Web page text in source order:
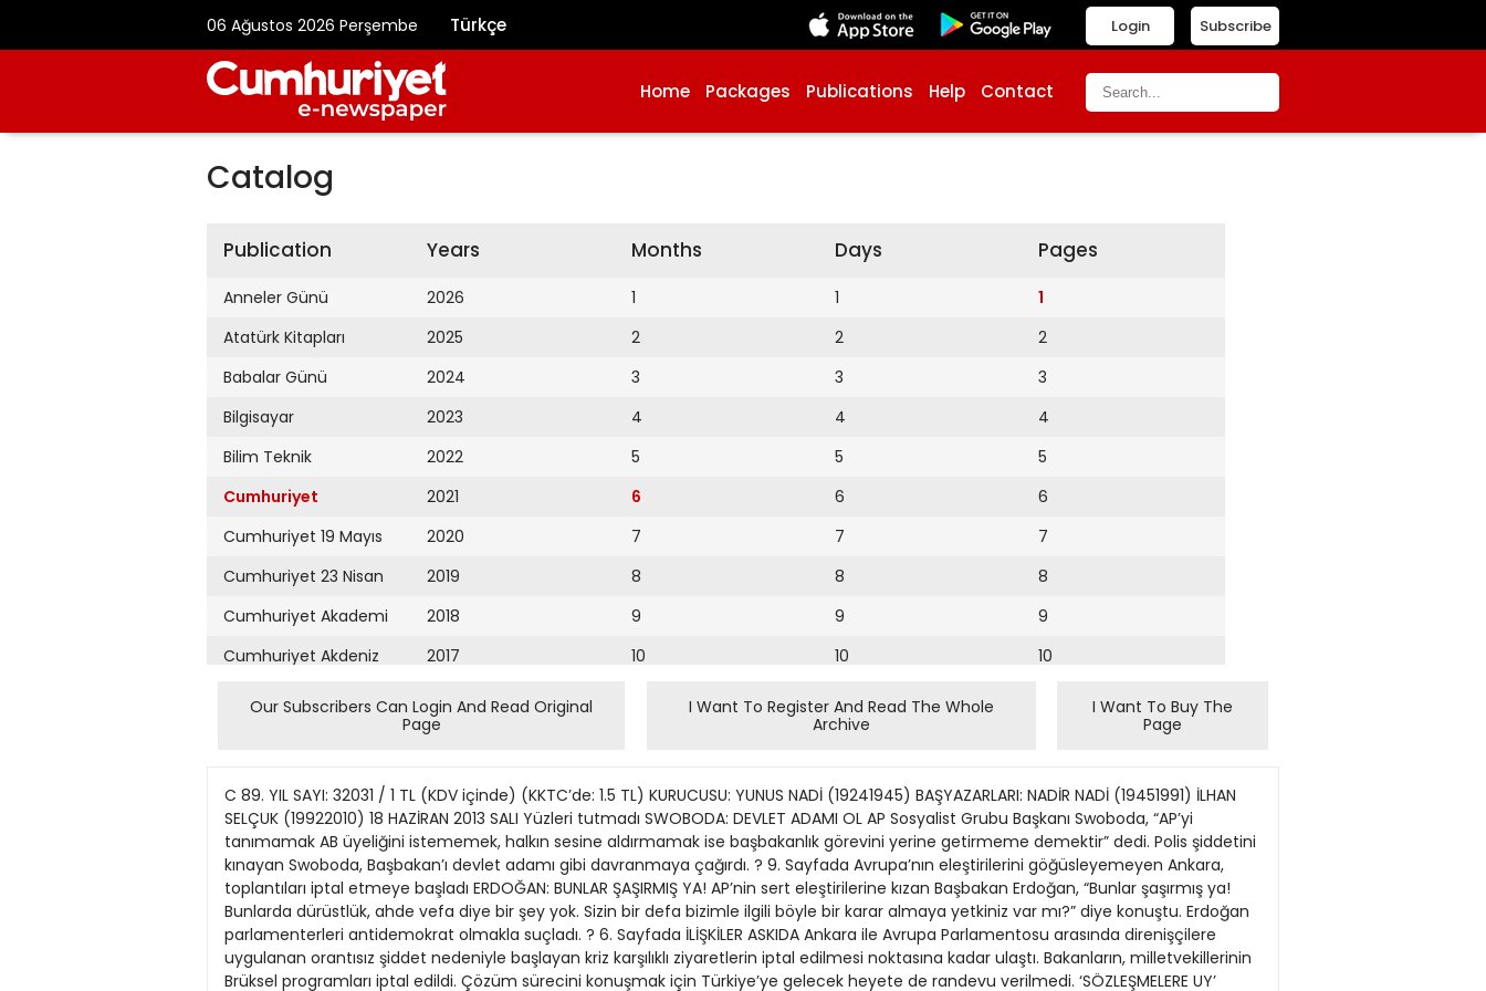
06 Ağustos 2026 Perşembe Türkçe Subscribe
Login
Home Packages Publications Help Contact
Catalog
Publication
Anneler Günü
Atatürk Kitapları
Babalar Günü
Bilgisayar
Bilim Teknik
Cumhuriyet
Cumhuriyet 19 Mayıs
Cumhuriyet 23 Nisan
Cumhuriyet Akademi
Cumhuriyet Akdeniz
Cumhuriyet Alışveriş
Cumhuriyet Ankara
Cumhuriyet Büyük
Taaruz
Cumhuriyet
Cumartesi
Cumhuriyet Çevre
Years
2026
2025
2024
2023
2022
2021
2020
2019
2018
2017
2016
2015
2013
2012
2011
2010
2009
Months
1
2
3
4
5
6
7
8
9
10
Days
1
2
3
4
5
6
7
8
9
10
11
12
14
15
16
17
18
Pages
1
2
3
4
5
6
7
8
9
10
14
15
16
17
18
Our Subscribers Can Login And Read Original
Page
I Want To Register And Read The Whole
Archive
I Want To Buy The
Page
C 89. YIL SAYI: 32031 / 1 TL (KDV içinde) (KKTC’de: 1.5 TL) KURUCUSU: YUNUS NADİ (19241945) BAŞYAZARLARI: NADİR NADİ (19451991) İLHAN
SELÇUK (19922010) 18 HAZİRAN 2013 SALI Yüzleri tutmadı SWOBODA: DEVLET ADAMI OL AP Sosyalist Grubu Başkanı Swoboda, “AP’yi
tanımamak AB üyeliğini istememek, halkın sesine aldırmamak ise başbakanlık görevini yerine getirmeme demektir” dedi. Polis şiddetini
kınayan Swoboda, Başbakan’ı devlet adamı gibi davranmaya çağırdı. ? 9. Sayfada Avrupa’nın eleştirilerini göğüsleyemeyen Ankara,
toplantıları iptal etmeye başladı ERDOĞAN: BUNLAR ŞAŞIRMIŞ YA! AP’nin sert eleştirilerine kızan Başbakan Erdoğan, “Bunlar şaşırmış ya!
Bunlarda dürüstlük, ahde vefa diye bir şey yok. Sizin bir defa bizimle ilgili böyle bir karar almaya yetkiniz var mı?” diye konuştu. Erdoğan
parlamenterleri antidemokrat olmakla suçladı. ? 6. Sayfada İLİŞKİLER ASKIDA Ankara ile Avrupa Parlamentosu arasında direnişçilere
uygulanan orantısız şiddet nedeniyle başlayan kriz karşılıklı ziyaretlerin iptal edilmesi noktasına kadar ulaştı. Bakanların, milletvekillerinin
Brüksel programları iptal edildi. Çözüm sürecini konuşmak için Türkiye’ye gelecek heyete de randevu verilmedi. ‘SÖZLEŞMELERE UY’